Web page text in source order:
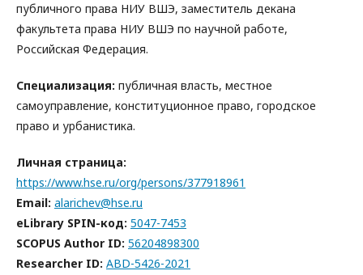
публичного права НИУ ВШЭ, заместитель декана
факультета права НИУ ВШЭ по научной работе,
Российская Федерация.
Специализация: публичная власть, местное
самоуправление, конституционное право, городское
право и урбанистика.
Личная страница:
https://www.hse.ru/org/persons/377918961
Email: alarichev@hse.ru
eLibrary SPIN-код: 5047-7453
SCOPUS Author ID: 56204898300
Researcher ID: ABD-5426-2021